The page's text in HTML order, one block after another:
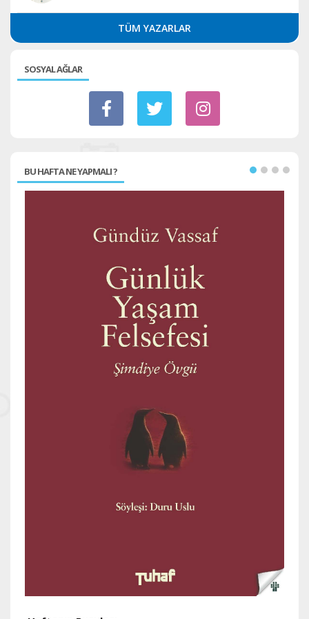
TÜM YAZARLAR
SOSYAL AĞLAR
BU HAFTA NE YAPMALI ?